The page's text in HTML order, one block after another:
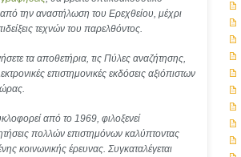
την αναστήλωση του Ερεχθείου, μέχρι
τεχνών του παρελθόντος.
τα αποθετήρια, τις Πύλες αναζήτησης,
επιστημονικές εκδόσεις αξιόπιστων
από το 1969, φιλοξενεί
πολλών επιστημόνων καλύπτοντας
κοινωνικής έρευνας. Συγκαταλέγεται